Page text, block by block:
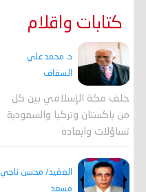
كتابات واقلام
د. محمد علي
السقاف
حلف مكة الإسلامي بين كل
من باكستان وتركيا والسعودية
تساؤلات وابعاده
العقيد/ محسن ناجي
مسعد